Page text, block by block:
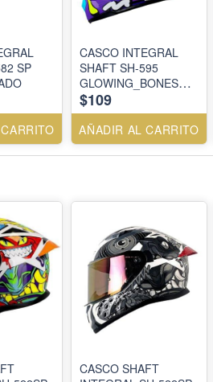
SP
CASCO INTEGRAL
SHAFT SH-595
GLOWING_BONES
MR FC
$109
AÑADIR AL CARRITO
CASCO SHAFT